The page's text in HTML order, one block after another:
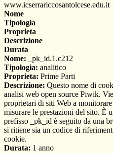
www.icserrariccosantolcese.edu.it
Nome
Tipologia
Proprieta
Descrizione
Durata
Nome: _pk_id.1.c212
Tipologia: analitico
Proprieta: Prime Parti
Descrizione: Questo nome di
analisi web open source Piwik.
proprietari di siti Web a
misurare le prestazioni del sito. È
prefisso _pk_id è seguito da una
si ritiene sia un codice di
cookie.
Durata: 1 anno